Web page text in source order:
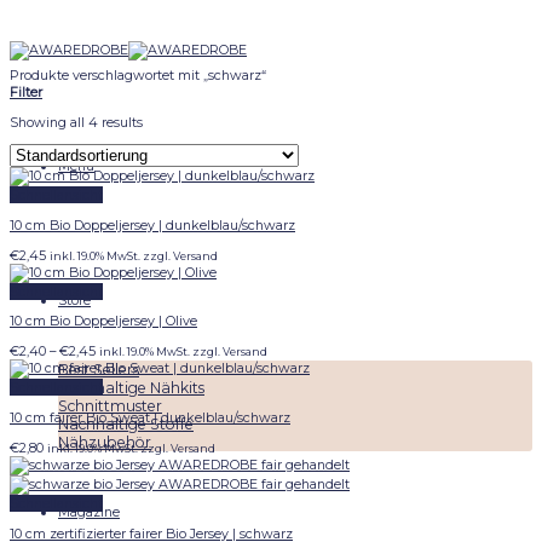
content
Menu
Store
Best Sellers
Nachhaltige Nähkits
Schnittmuster
Nachhaltige Stoffe
Nähzubehör
Magazine
Produkte verschlagwortet mit „schwarz“
Filter
Showing all 4 results
10 cm Bio Doppeljersey | dunkelblau/schwarz
€2,45 inkl. 19.0% MwSt. zzgl. Versand
10 cm Bio Doppeljersey | Olive
€2,40 –€2,45Preisspanne:
€2,40
bis
€2,45
inkl. 19.0% MwSt. zzgl. Versand
10 cm fairer Bio Sweat | dunkelblau/schwarz
€2,80 inkl. 19.0% MwSt. zzgl. Versand
10 cm zertifizierter fairer Bio Jersey | schwarz